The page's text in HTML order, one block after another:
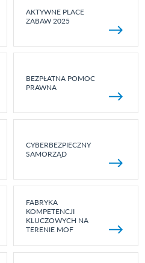
AKTYWNE PLACE
ZABAW 2025
BEZPŁATNA POMOC
PRAWNA
CYBERBEZPIECZNY
SAMORZĄD
FABRYKA
KOMPETENCJI
KLUCZOWYCH NA
TERENIE MOF